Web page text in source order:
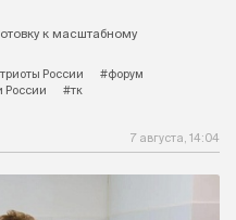
к масштабному
России
#форум
России #тк
7 августа, 14:04